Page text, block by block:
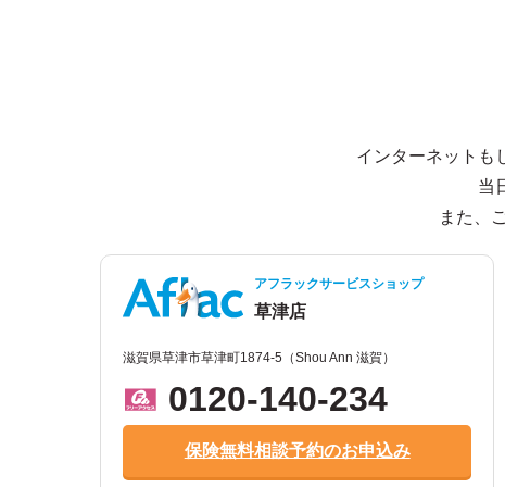
インターネットも
当
また、
アフラックサービスショップ
草津店
滋賀県草津市草津町1874-5（Shou Ann 滋賀）
0120-140-234
保険無料相談予約のお申込み